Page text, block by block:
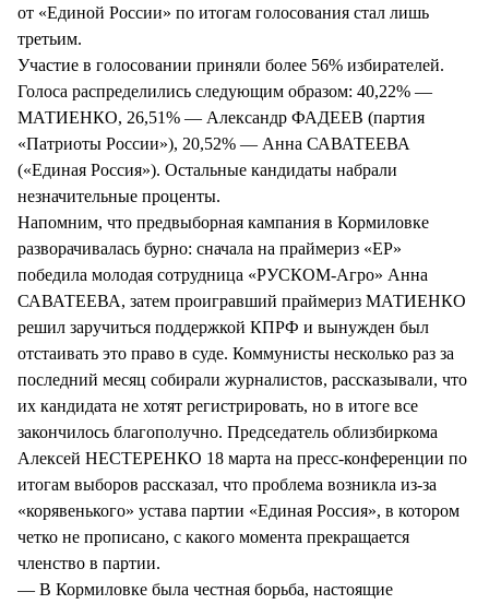
от «Единой России» по итогам голосования стал лишь
третьим.
Участие в голосовании приняли более 56% избирателей.
Голоса распределились следующим образом: 40,22% —
МАТИЕНКО, 26,51% — Александр ФАДЕЕВ (партия
«Патриоты России»), 20,52% — Анна САВАТЕЕВА
(«Единая Россия»). Остальные кандидаты набрали
незначительные проценты.
Напомним, что предвыборная кампания в Кормиловке
разворачивалась бурно: сначала на праймериз «ЕР»
победила молодая сотрудница «РУСКОМ-Агро» Анна
САВАТЕЕВА, затем проигравший праймериз МАТИЕНКО
решил заручиться поддержкой КПРФ и вынужден был
отстаивать это право в суде. Коммунисты несколько раз за
последний месяц собирали журналистов, рассказывали, что
их кандидата не хотят регистрировать, но в итоге все
закончилось благополучно. Председатель облизбиркома
Алексей НЕСТЕРЕНКО 18 марта на пресс-конференции по
итогам выборов рассказал, что проблема возникла из-за
«корявенького» устава партии «Единая Россия», в котором
четко не прописано, с какого момента прекращается
членство в партии.
— В Кормиловке была честная борьба, настоящие